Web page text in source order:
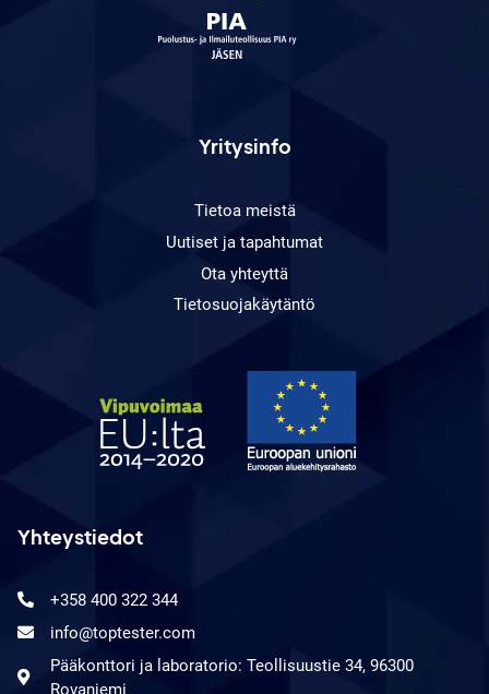
Yritysinfo
Tietoa meistä
Uutiset ja tapahtumat
Ota yhteyttä
Tietosuojakäytäntö
Yhteystiedot
+358 400 322 344
info@toptester.com
Pääkonttori ja laboratorio: Teollisuustie 34, 96300
Rovaniemi